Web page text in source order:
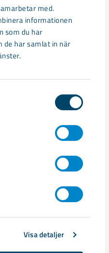
med.
informationen
som du har
de har samlat in när
Visa detaljer
pelare som bär upp kylare
reparerats